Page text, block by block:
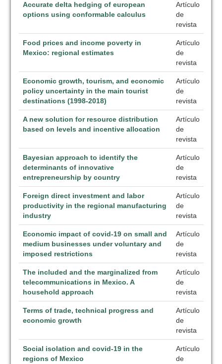
Accurate delta hedging of european
options using conformable calculus
Artículo
de
revista
Food prices and income poverty in
Mexico: regional estimates
Artículo
de
revista
Economic growth, tourism, and economic
policy uncertainty in the main tourist
destinations (1998-2018)
Artículo
de
revista
A new solution for resource distribution
based on levels and incentive allocation
Artículo
de
revista
Bayesian approach to identify the
determinants of innovative
entrepreneurship by country
Artículo
de
revista
Foreign direct investment and labor
productivity in the regional manufacturing
industry
Artículo
de
revista
Economic impact of covid-19 on small and
medium businesses under voluntary and
imposed restrictions
Artículo
de
revista
The included and the marginalized from
telecommunications in Mexico. A
household approach
Artículo
de
revista
Terms of trade, technical progress and
economic growth
Artículo
de
revista
Social isolation and covid-19 in the
regions of Mexico
Artículo
de